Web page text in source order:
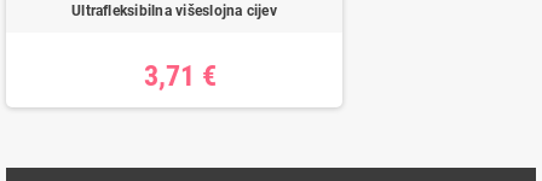
Ultrafleksibilna višeslojna cijev
3,71 €